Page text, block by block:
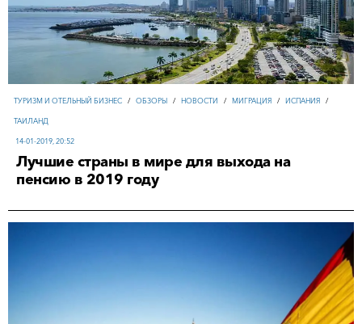
ТУРИЗМ И ОТЕЛЬНЫЙ БИЗНЕС / ОБЗОРЫ / НОВОСТИ / МИГРАЦИЯ / ИСПАНИЯ /
ТАИЛАНД
14-01-2019, 20:52
Лучшие страны в мире для выхода на
пенсию в 2019 году